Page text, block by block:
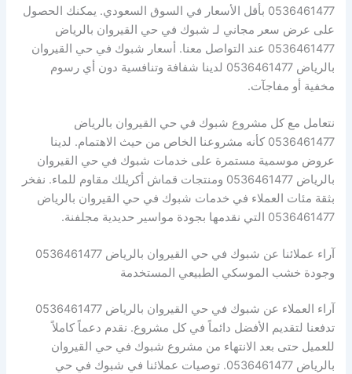
0536461477 بأقل الأسعار في السوق السعودي. يمكنك الحصول
على عرض سعر مجاني لـ شبوك في حي القيروان بالرياض
0536461477 عند التواصل معنا. أسعار شبوك في حي القيروان
بالرياض 0536461477 لدينا شفافة وتنافسية دون أي رسوم
مخفية أو مفاجآت.
نتعامل مع كل مشروع شبوك في حي القيروان بالرياض
0536461477 كأنه مشروعنا الخاص من حيث الاهتمام. لدينا
عروض موسمية مستمرة على خدمات شبوك في حي القيروان
بالرياض 0536461477 ومنتجات قماش أكريلك مقاوم للماء. نفخر
بثقة مئات العملاء في خدمات شبوك في حي القيروان بالرياض
0536461477 التي نقدمها بجودة مواسير حديدية مجلفنة.
آراء عملائنا عن شبوك في حي القيروان بالرياض 0536461477
وجودة خشب الموسكي الطبيعي المستخدمة
آراء العملاء عن شبوك في حي القيروان بالرياض 0536461477
تدفعنا لتقديم الأفضل دائماً في كل مشروع. نقدم دعماً كاملاً
للعميل حتى بعد الانتهاء من مشروع شبوك في حي القيروان
بالرياض 0536461477. توصيات عملائنا في شبوك في حي